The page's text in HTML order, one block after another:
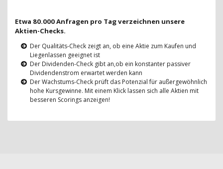
Etwa 80.000 Anfragen pro Tag verzeichnen unsere
Aktien-Checks.
Der Qualitäts-Check zeigt an, ob eine Aktie zum Kaufen und
Liegenlassen geeignet ist
Der Dividenden-Check gibt an,ob ein konstanter passiver
Dividendenstrom erwartet werden kann
Der Wachstums-Check prüft das Potenzial für außergewöhnlich
hohe Kursgewinne. Mit einem Klick lassen sich alle Aktien mit
besseren Scorings anzeigen!